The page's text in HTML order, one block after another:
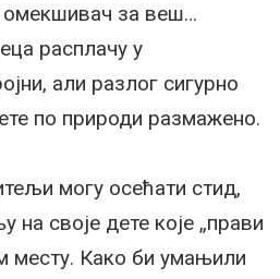
омекшивач за веш…
расплачу у
али разлог сигурно
по природи размажено.
могу осећати стид,
на своје дете које „прави
месту. Како би умањили